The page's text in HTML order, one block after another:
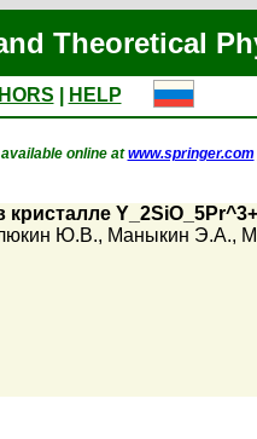
Theoretical
HELP
available online atwww.springer.com
Y_2SiO_5Pr^3+
Ю.В., Маныкин Э.А.,